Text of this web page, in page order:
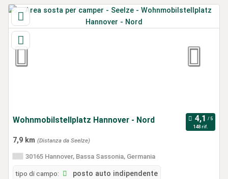
Wohnmobilstellplatz Hannover - Nord
148 rif.
7,9 km (Distanza da Seelze)
30165 Hannover, Bassa Sassonia, Germania
tipo di campo: posto auto indipendente